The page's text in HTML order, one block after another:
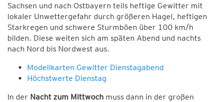
Sachsen und nach Ostbayern teils heftige Gewitter mit
lokaler Unwettergefahr durch größeren Hagel, heftigen
Starkregen und schwere Sturmböen über 100 km/h
bilden. Diese weiten sich am späten Abend und nachts
nach Nord bis Nordwest aus.
Modellkarten Gewitter Dienstagabend
Höchstwerte Dienstag
In der Nacht zum Mittwoch muss dann in der großen